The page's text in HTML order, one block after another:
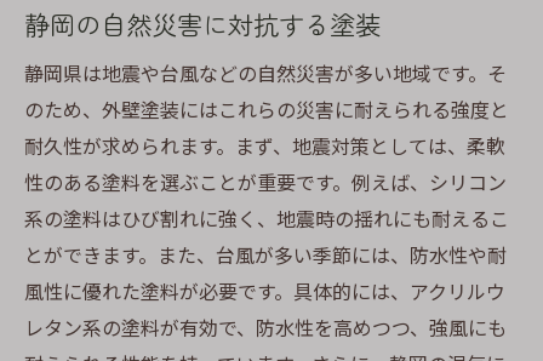
静岡の自然災害に対抗する塗装
静岡県は地震や台風などの自然災害が多い地域です。そ
のため、外壁塗装にはこれらの災害に耐えられる強度と
耐久性が求められます。まず、地震対策としては、柔軟
性のある塗料を選ぶことが重要です。例えば、シリコン
系の塗料はひび割れに強く、地震時の揺れにも耐えるこ
とができます。また、台風が多い季節には、防水性や耐
風性に優れた塗料が必要です。具体的には、アクリルウ
レタン系の塗料が有効で、防水性を高めつつ、強風にも